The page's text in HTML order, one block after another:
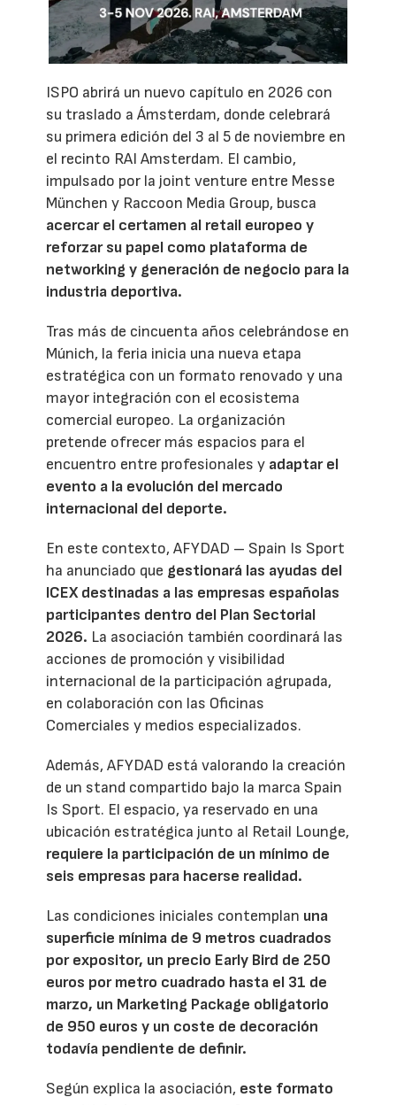
ISPO abrirá un nuevo capítulo en 2026 con
su traslado a Ámsterdam, donde celebrará
su primera edición del 3 al 5 de noviembre en
el recinto RAI Amsterdam. El cambio,
impulsado por la joint venture entre Messe
München y Raccoon Media Group, busca
acercar el certamen al retail europeo y
reforzar su papel como plataforma de
networking y generación de negocio para la
industria deportiva.
Tras más de cincuenta años celebrándose en
Múnich, la feria inicia una nueva etapa
estratégica con un formato renovado y una
mayor integración con el ecosistema
comercial europeo. La organización
pretende ofrecer más espacios para el
encuentro entre profesionales y adaptar el
evento a la evolución del mercado
internacional del deporte.
En este contexto, AFYDAD – Spain Is Sport
ha anunciado que gestionará las ayudas del
ICEX destinadas a las empresas españolas
participantes dentro del Plan Sectorial
2026. La asociación también coordinará las
acciones de promoción y visibilidad
internacional de la participación agrupada,
en colaboración con las Oficinas
Comerciales y medios especializados.
Además, AFYDAD está valorando la creación
de un stand compartido bajo la marca Spain
Is Sport. El espacio, ya reservado en una
ubicación estratégica junto al Retail Lounge,
requiere la participación de un mínimo de
seis empresas para hacerse realidad.
Las condiciones iniciales contemplan una
superficie mínima de 9 metros cuadrados
por expositor, un precio Early Bird de 250
euros por metro cuadrado hasta el 31 de
marzo, un Marketing Package obligatorio
de 950 euros y un coste de decoración
todavía pendiente de definir.
Según explica la asociación, este formato